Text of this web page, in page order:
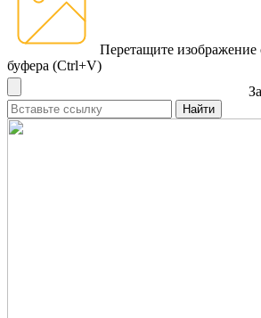
Перетащите изображение
буфера (Ctrl+V)
Найти